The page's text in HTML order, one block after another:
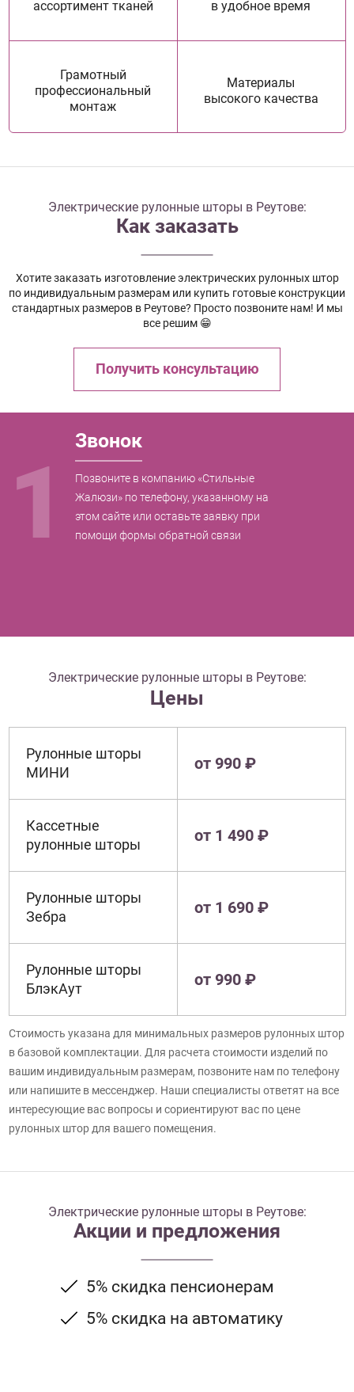
ассортимент тканей в удобное время
Грамотный
профессиональный
монтаж
Материалы
высокого качества
Электрические рулонные шторы в Реутове:
Как заказать
Хотите заказать изготовление электрических рулонных штор
по индивидуальным размерам или купить готовые конструкции
стандартных размеров в Реутове? Просто позвоните нам! И мы
все решим 😁
Получить консультацию
1
Звонок
Позвоните в компанию «Стильные
Жалюзи» по телефону, указанному на
этом сайте или оставьте заявку при
помощи формы обратной связи
Электрические рулонные шторы в Реутове:
Цены
Рулонные шторы
МИНИ
от 990 ₽
Кассетные
рулонные шторы
от 1 490 ₽
Рулонные шторы
Зебра
от 1 690 ₽
Рулонные шторы
БлэкАут
от 990 ₽
Стоимость указана для минимальных размеров рулонных штор
в базовой комплектации. Для расчета стоимости изделий по
вашим индивидуальным размерам, позвоните нам по телефону
или напишите в мессенджер. Наши специалисты ответят на все
интересующие вас вопросы и сориентируют вас по цене
рулонных штор для вашего помещения.
Электрические рулонные шторы в Реутове:
Акции и предложения
5% скидка пенсионерам
5% скидка на автоматику